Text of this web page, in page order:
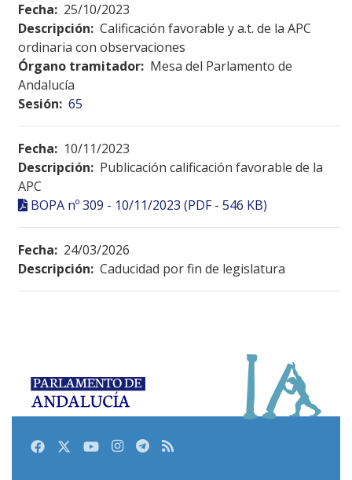
Fecha: 25/10/2023
Descripción: Calificación favorable y a.t. de la APC
ordinaria con observaciones
Órgano tramitador: Mesa del Parlamento de
Andalucía
Sesión: 65
Fecha: 10/11/2023
Descripción: Publicación calificación favorable de la
APC
BOPA nº 309 - 10/11/2023 (PDF - 546 KB)
Fecha: 24/03/2026
Descripción: Caducidad por fin de legislatura
FacebookTwitterYoutubeInstagram
Telegram
RSS